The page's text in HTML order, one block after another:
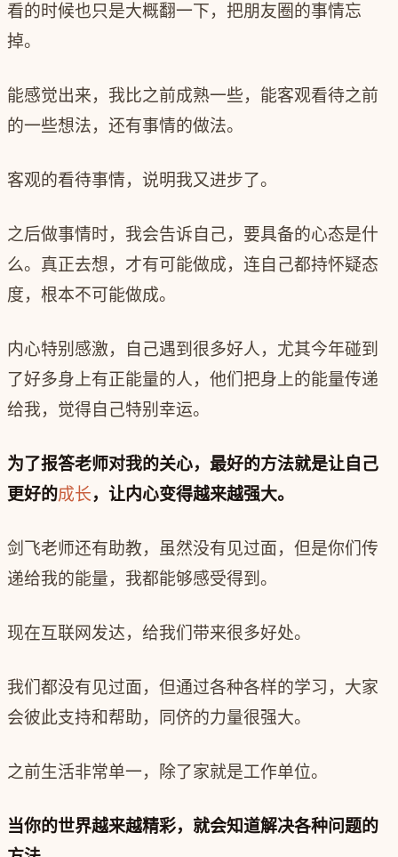
看的时候也只是大概翻一下，把朋友圈的事情忘
掉。
能感觉出来，我比之前成熟一些，能客观看待之前
的一些想法，还有事情的做法。
客观的看待事情，说明我又进步了。
之后做事情时，我会告诉自己，要具备的心态是什
么。真正去想，才有可能做成，连自己都持怀疑态
度，根本不可能做成。
内心特别感激，自己遇到很多好人，尤其今年碰到
了好多身上有正能量的人，他们把身上的能量传递
给我，觉得自己特别幸运。
为了报答老师对我的关心，最好的方法就是让自己
更好的成长，让内心变得越来越强大。
剑飞老师还有助教，虽然没有见过面，但是你们传
递给我的能量，我都能够感受得到。
现在互联网发达，给我们带来很多好处。
我们都没有见过面，但通过各种各样的学习，大家
会彼此支持和帮助，同侪的力量很强大。
之前生活非常单一，除了家就是工作单位。
当你的世界越来越精彩，就会知道解决各种问题的